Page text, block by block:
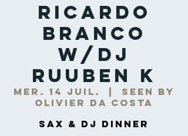
Ricardo
Branco
w/DJ
Ruuben K
mer. 14 juil.
Seen by
Olivier da Costa
Sax & DJ Dinner